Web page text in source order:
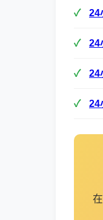
24
24
24
24